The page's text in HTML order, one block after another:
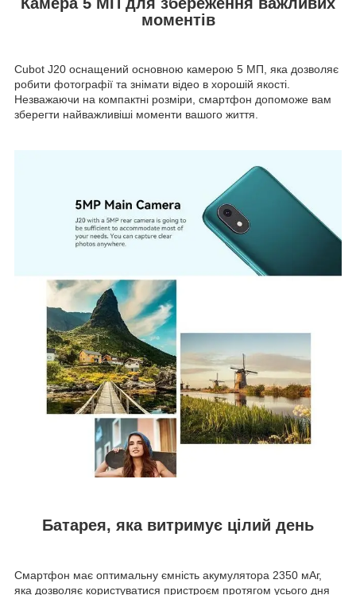
моментів
Cubot J20 оснащений основною камерою 5 МП, яка дозволяє
робити фотографії та знімати відео в хорошій якості.
Незважаючи на компактні розміри, смартфон допоможе вам
зберегти найважливіші моменти вашого життя.
Батарея, яка витримує цілий день
Смартфон має оптимальну ємність акумулятора 2350 мАг,
яка дозволяє користуватися пристроєм протягом усього дня